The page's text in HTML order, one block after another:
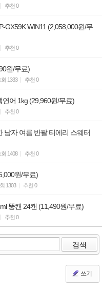
추천 0
GX59K WIN11 (2,058,000원/무
추천 0
원/무료)
회 1333 추천 0
어 1kg (29,960원/무료)
추천 0
남자 여름 반팔 티에리 스웨터
회 1408 추천 0
원/무료)
1303 추천 0
뚱캔 24캔 (11,490원/무료)
추천 0
검색
쓰기